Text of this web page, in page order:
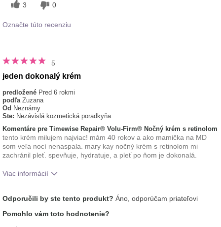
3 0
Označte túto recenziu
5
jeden dokonalý krém
predložené Pred 6 rokmi
podľa Zuzana
Od Neznámy
Ste: Nezávislá kozmetická poradkyňa
Komentáre pre Timewise Repair® Volu-Firm® Nočný krém s retinolom
tento krém milujem najviac! mám 40 rokov a ako mamička na MD
som veľa nocí nenaspala. mary kay nočný krém s retinolom mi
zachránil pleť. spevňuje, hydratuje, a pleť po ňom je dokonalá.
Viac informácií
používaním tohto prípravku?
Príjemný pocit na pokožke
Odporučili by ste tento produkt? Áno, odporúčam priateľovi
Pomohlo vám toto hodnotenie?